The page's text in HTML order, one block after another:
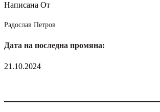
Написана От
Радослав Петров
Дата на последна промяна:
21.10.2024